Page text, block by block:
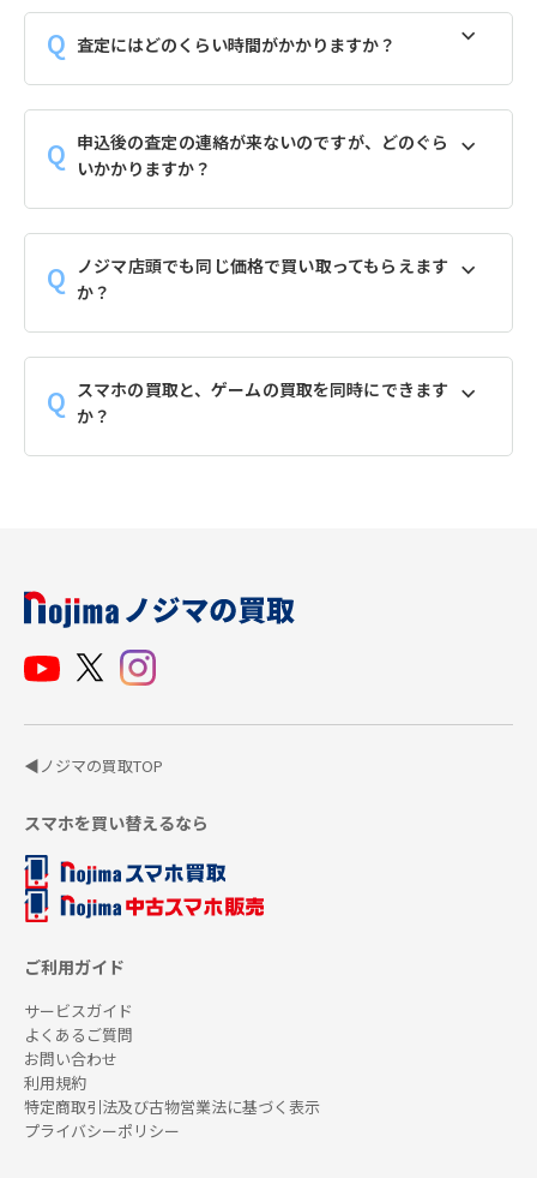
査定にはどのくらい時間がかかりますか？
申込後の査定の連絡が来ないのですが、どのぐら
いかかりますか？
ノジマ店頭でも同じ価格で買い取ってもらえます
か？
スマホの買取と、ゲームの買取を同時にできます
か？
◀ノジマの買取TOP
スマホを買い替えるなら
ご利用ガイド
サービスガイド
よくあるご質問
お問い合わせ
利用規約
特定商取引法及び古物営業法に基づく表示
プライバシーポリシー